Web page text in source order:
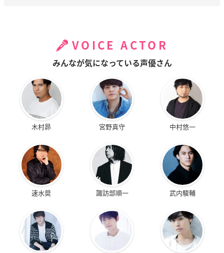
VOICE ACTOR
みんなが気になっている声優さん
木村昴 宮野真守 中村悠一
速水奨 諏訪部順一 武内駿輔